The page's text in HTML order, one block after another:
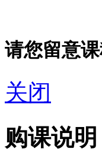
请您留意
关闭
购课说明